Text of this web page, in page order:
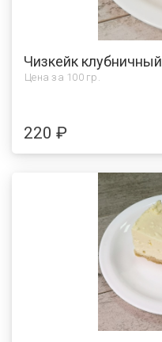
Чизкейк клубничный
Цена за 100 гр.
220 ₽